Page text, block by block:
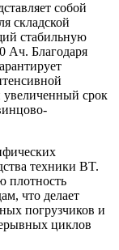
собой
складской
стабильную
Ач. Благодаря
увеличенный срок
техники BT.
плотность
что делает
погрузчиков и
циклов